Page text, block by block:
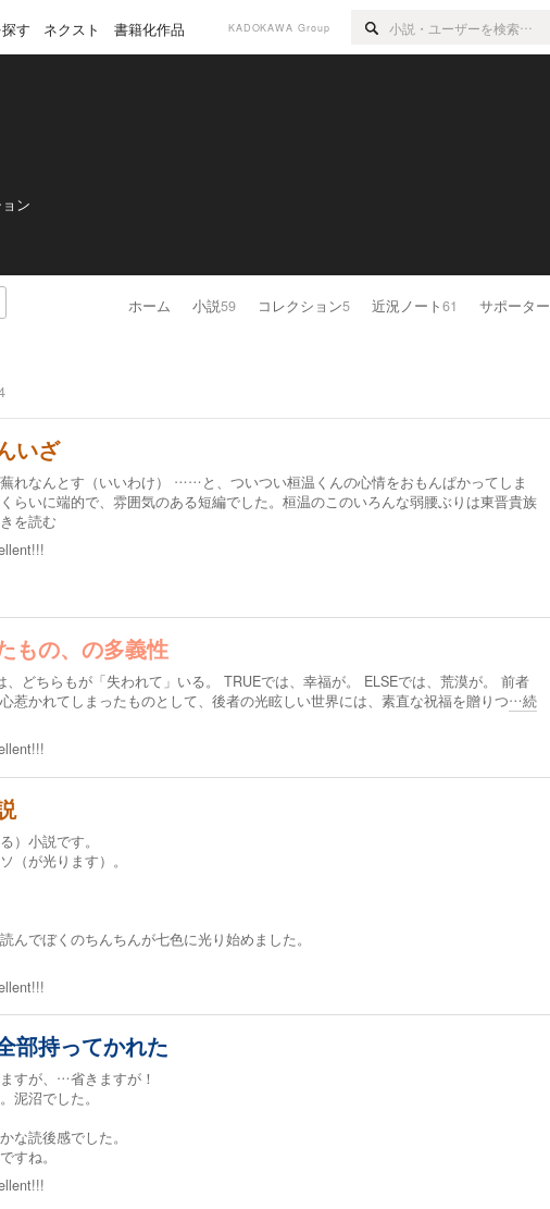
す ネクスト 書籍化作品 KADOKAWA Group
ン
ホーム 小説59 コレクション5 近況ノート61 サポーター
いざ
れなんとす（いいわけ） ……と、ついつい桓温くんの心情をおもんぱかってしま
らいに端的で、雰囲気のある短編でした。桓温のこのいろんな弱腰ぶりは東晋貴族
を読む
もの、の多義性
、どちらもが「失われて」いる。 TRUEでは、幸福が。 ELSEでは、荒漠が。 前者
惹かれてしまったものとして、後者の光眩しい世界には、素直な祝福を贈りつ…続
）小説です。
（が光ります）。
んでぼくのちんちんが七色に光り始めました。
部持ってかれた
すが、…省きますが！
泥沼でした。
な読後感でした。
すね。